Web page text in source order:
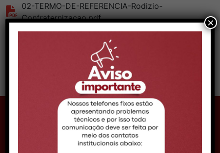
02-TERMO-DE-REFERENCIA-Rodizio-
Confraternizacao.pdf
VOLTAR
CONTATO MACEIÓ
×